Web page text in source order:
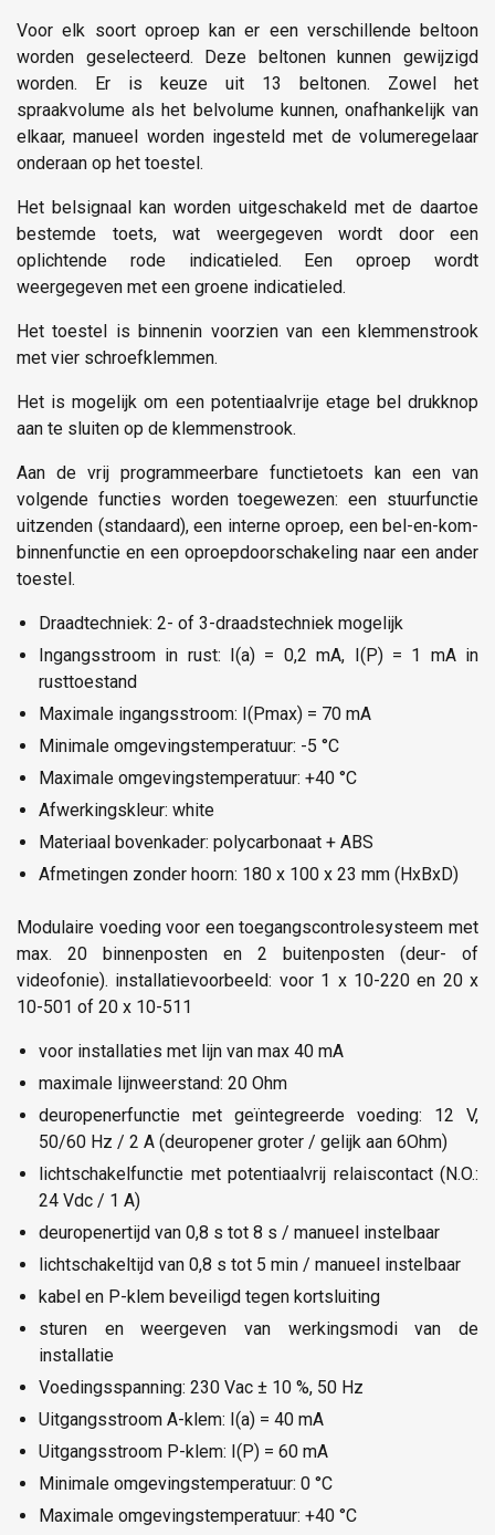
Voor elk soort oproep kan er een verschillende beltoon
worden geselecteerd. Deze beltonen kunnen gewijzigd
worden. Er is keuze uit 13 beltonen. Zowel het
spraakvolume als het belvolume kunnen, onafhankelijk van
elkaar, manueel worden ingesteld met de volumeregelaar
onderaan op het toestel.
Het belsignaal kan worden uitgeschakeld met de daartoe
bestemde toets, wat weergegeven wordt door een
oplichtende rode indicatieled. Een oproep wordt
weergegeven met een groene indicatieled.
Het toestel is binnenin voorzien van een klemmenstrook
met vier schroefklemmen.
Het is mogelijk om een potentiaalvrije etage bel drukknop
aan te sluiten op de klemmenstrook.
Aan de vrij programmeerbare functietoets kan een van
volgende functies worden toegewezen: een stuurfunctie
uitzenden (standaard), een interne oproep, een bel-en-kom-
binnenfunctie en een oproepdoorschakeling naar een ander
toestel.
Draadtechniek: 2- of 3-draadstechniek mogelijk
Ingangsstroom in rust: I(a) = 0,2 mA, I(P) = 1 mA in
rusttoestand
Maximale ingangsstroom: I(Pmax) = 70 mA
Minimale omgevingstemperatuur: -5 °C
Maximale omgevingstemperatuur: +40 °C
Afwerkingskleur: white
Materiaal bovenkader: polycarbonaat + ABS
Afmetingen zonder hoorn: 180 x 100 x 23 mm (HxBxD)
Modulaire voeding voor een toegangscontrolesysteem met
max. 20 binnenposten en 2 buitenposten (deur- of
videofonie). installatievoorbeeld: voor 1 x 10-220 en 20 x
10-501 of 20 x 10-511
voor installaties met lijn van max 40 mA
maximale lijnweerstand: 20 Ohm
deuropenerfunctie met geïntegreerde voeding: 12 V,
50/60 Hz / 2 A (deuropener groter / gelijk aan 6Ohm)
lichtschakelfunctie met potentiaalvrij relaiscontact (N.O.:
24 Vdc / 1 A)
deuropenertijd van 0,8 s tot 8 s / manueel instelbaar
lichtschakeltijd van 0,8 s tot 5 min / manueel instelbaar
kabel en P-klem beveiligd tegen kortsluiting
sturen en weergeven van werkingsmodi van de
installatie
Voedingsspanning: 230 Vac ± 10 %, 50 Hz
Uitgangsstroom A-klem: I(a) = 40 mA
Uitgangsstroom P-klem: I(P) = 60 mA
Minimale omgevingstemperatuur: 0 °C
Maximale omgevingstemperatuur: +40 °C